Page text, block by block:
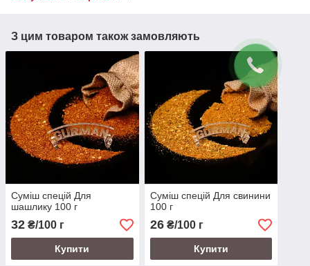
З цим товаром також замовляють
Суміш спецій Для
шашлику 100 г
32 ₴/100 г
Купити
Суміш спецій Для свинини
100 г
26₴/100 г
Купити